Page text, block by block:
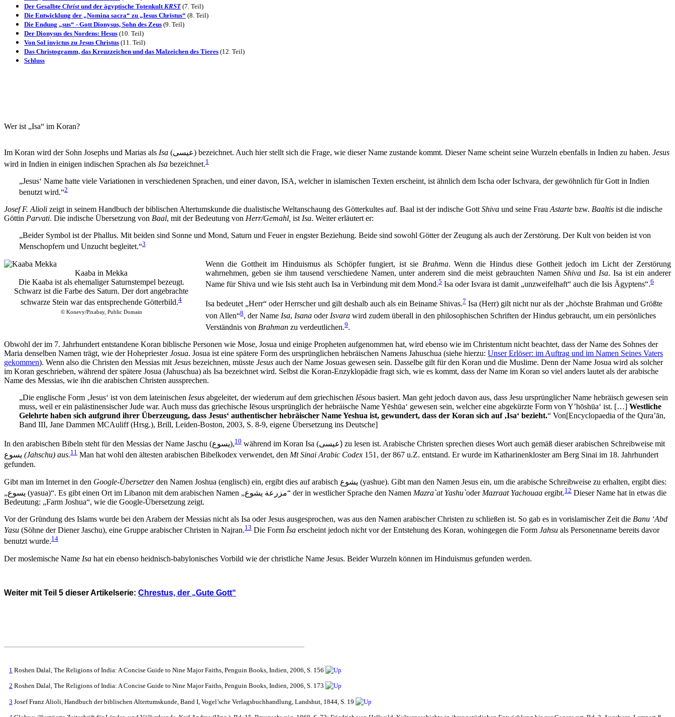
Der Gesalbte Christ und der ägyptische Totenkult KRST (7. Teil)
Die Entwicklung der „Nomina sacra“ zu „Iesus Christus“ (8. Teil)
Die Endung „sus“ - Gott Dionysus, Sohn des Zeus (9. Teil)
Der Dionysus des Nordens: Hesus (10. Teil)
Von Sol invictus zu Jesus Christus (11. Teil)
Das Christogramm, das Kreuzzeichen und das Malzeichen des Tieres (12. Teil)
Schluss
Wer ist „Isa“ im Koran?
Im Koran wird der Sohn Josephs und Marias als Isa (عيسى) bezeichnet. Auch hier stellt sich die Frage, wie dieser Name zustande kommt. Dieser Name scheint seine Wurzeln ebenfalls in Indien zu haben. Jesus
wird in Indien in einigen indischen Sprachen als Isa bezeichnet.1
„Jesus‘ Name hatte viele Variationen in verschiedenen Sprachen, und einer davon, ISA, welcher in islamischen Texten erscheint, ist ähnlich dem Ischa oder Ischvara, der gewöhnlich für Gott in Indien
benutzt wird.“2
Josef F. Alioli zeigt in seinem Handbuch der biblischen Altertumskunde die dualistische Weltanschaung des Götterkultes auf. Baal ist der indische GottShiva und seine FrauAstarte bzw. Baaltis ist die indische
Göttin Parvati. Die indische Übersetzung von Baal, mit der Bedeutung von Herr/Gemahl, istIsa. Weiter erläutert er:
„Beider Symbol ist der Phallus. Mit beiden sind Sonne und Mond, Saturn und Feuer in engster Beziehung. Beide sind sowohl Götter der Zeugung als auch der Zerstörung. Der Kult von beiden ist von
Menschopfern und Unzucht begleitet.“3
Kaaba in Mekka
Die Kaaba ist als ehemaliger Saturnstempel bezeugt.
Schwarz ist die Farbe des Saturn. Der dort angebrachte
schwarze Stein war das entsprechende Götterbild.4
© Konevy/Pixabay, Public Domain
Wenn die Gottheit im Hinduismus als Schöpfer fungiert, ist sie Brahma. Wenn die Hindus diese Gottheit jedoch im Licht der Zerstörung
wahrnehmen, geben sie ihm tausend verschiedene Namen, unter anderem sind die meist gebrauchten Namen Shivaund Isa. Isa ist ein anderer
Name für Shiva und wie Isis steht auch Isa in Verbindung mit dem Mond.5 Isa oder Isvara ist damit „unzweifelhaft“ auch die Isis Ägyptens“.6
Isa bedeutet „Herr“ oder Herrscher und gilt deshalb auch als ein Beiname Shivas.7 Isa (Herr) gilt nicht nur als der „höchste Brahman und Größte
von Allen“8, der Name Isa, Isana oder Isvara wird zudem überall in den philosophischen Schriften der Hindus gebraucht, um ein persönliches
Verständnis von Brahman zu verdeutlichen.9.
Obwohl der im 7. Jahrhundert entstandene Koran biblische Personen wie Mose, Josua und einige Propheten aufgenommen hat, wird ebenso wie im Christentum nicht beachtet, dass der Name des Sohnes der
Maria denselben Namen trägt, wie der HohepriesterJosua. Josua ist eine spätere Form des ursprünglichen hebräischen Namens Jahuschua (siehe hierzu: Unser Erlöser: im Auftrag und im Namen Seines Vaters
gekommen). Wenn also die Christen den Messias mit Jesus bezeichnen, müsste Jesus auch der Name Josuas gewesen sein. Dasselbe gilt für den Koran und die Muslime. Denn der Name Josua wird als solcher
im Koran geschrieben, während der spätere Josua (Jahuschua) als Isa bezeichnet wird. Selbst die Koran-Enzyklopädie fragt sich, wie es kommt, dass der Name im Koran so viel anders lautet als der arabische
Name des Messias, wie ihn die arabischen Christen aussprechen.
„Die englische Form ‚Jesus‘ ist von dem lateinischen Iesus abgeleitet, der wiederum auf dem griechischen Iēsous basiert. Man geht jedoch davon aus, dass Jesu ursprünglicher Name hebräisch gewesen sein
muss, weil er ein palästinensischer Jude war. Auch muss das griechische Iēsous ursprünglich der hebräische Name Yēshūa‘ gewesen sein, welcher eine abgekürzte Form von Y’hōshūa‘ ist. […] Westliche
Gelehrte haben sich aufgrund ihrer Überzeugung, dass Jesus‘ authentischer hebräischer Name Yeshua ist, gewundert, dass der Koran sich auf ‚Isa‘ bezieht.“ Von[Encyclopaedia of the Qura’ān,
Band III, Jane Dammen MCAuliff (Hrsg.), Brill, Leiden-Boston, 2003, S. 8-9, eigene Übersetzung ins Deutsche]
In den arabischen Bibeln steht für den Messias der Name Jaschu (يسوع),10 während im Koran Isa ( عيسى) zu lesen ist. Arabische Christen sprechen dieses Wort auch gemäß dieser arabischen Schreibweise mit
يسوع (Jahschu) aus.11 Man hat wohl den ältesten arabischen Bibelkodex verwendet, den Mt Sinai Arabic Codex 151, der 867 u.Z. entstand. Er wurde im Katharinenkloster am Berg Sinai im 18. Jahrhundert
gefunden.
Gibt man im Internet in den Google-Übersetzerden Namen Joshua (englisch) ein, ergibt dies auf arabisch يشوع (yashue). Gibt man den Namen Jesus ein, um die arabische Schreibweise zu erhalten, ergibt dies:
„يسوع (yasua)“. Es gibt einen Ort im Libanon mit dem arabischen Namen „ مزرعة يشوع “ der in westlicher Sprache den Namen Mazra`at Yashu`oder Mazraat Yachouaa ergibt.12 Dieser Name hat in etwas die
Bedeutung: „Farm Joshua“, wie die Google-Übersetzung zeigt.
Vor der Gründung des Islams wurde bei den Arabern der Messias nicht als Isa oder Jesus ausgesprochen, was aus den Namen arabischer Christen zu schließen ist. So gab es in vorislamischer Zeit die Banu ‘Abd
Yasu (Söhne der Diener Jaschu), eine Gruppe arabischer Christen in Najran.13 Die Form Īsa erscheint jedoch nicht vor der Entstehung des Koran, wohingegen die Form Jahsu als Personenname bereits davor
benutzt wurde.14
Der moslemische Name Isa hat ein ebenso heidnisch-babylonisches Vorbild wie der christliche Name Jesus. Beider Wurzeln können im Hinduismus gefunden werden.
Weiter mit Teil 5 dieser Artikelserie: Chrestus, der „Gute Gott“
1 Roshen Dalal, The Religions of India: A Concise Guide to Nine Major Faiths, Penguin Books, Indien, 2006, S. 156
2 Roshen Dalal, The Religions of India: A Concise Guide to Nine Major Faiths, Penguin Books, Indien, 2006, S. 173
3 Josef Franz Alioli, Handbuch der biblischen Altertumskunde, Band I, Vogel’sche Verlagsbuchhandlung, Landshut, 1844, S. 19